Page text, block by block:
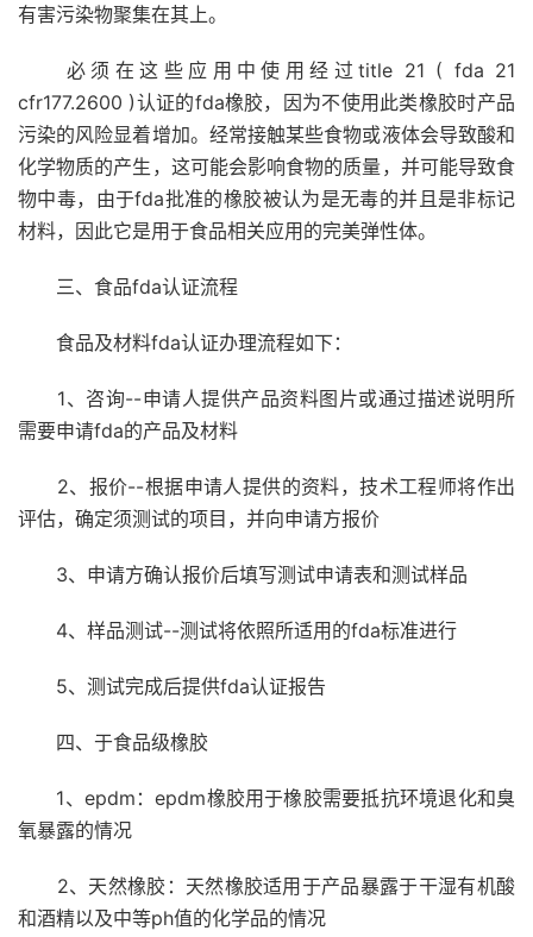
有害污染物聚集在其上。
必须在这些应用中使用经过title 21 ( fda 21
cfr177.2600 )认证的fda橡胶，因为不使用此类橡胶时产品
污染的风险显着增加。经常接触某些食物或液体会导致酸和
化学物质的产生，这可能会影响食物的质量，并可能导致食
物中毒，由于fda批准的橡胶被认为是无毒的并且是非标记
材料，因此它是用于食品相关应用的完美弹性体。
三、食品fda认证流程
食品及材料fda认证办理流程如下：
1、咨询--申请人提供产品资料图片或通过描述说明所
需要申请fda的产品及材料
2、报价--根据申请人提供的资料，技术工程师将作出
评估，确定须测试的项目，并向申请方报价
3、申请方确认报价后填写测试申请表和测试样品
4、样品测试--测试将依照所适用的fda标准进行
5、测试完成后提供fda认证报告
四、于食品级橡胶
1、epdm：epdm橡胶用于橡胶需要抵抗环境退化和臭
氧暴露的情况
2、天然橡胶：天然橡胶适用于产品暴露于干湿有机酸
和酒精以及中等ph值的化学品的情况